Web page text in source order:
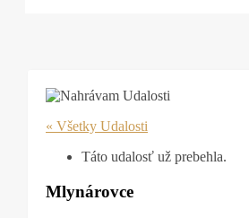
« Všetky Udalosti
Táto udalosť už prebehla.
Mlynárovce